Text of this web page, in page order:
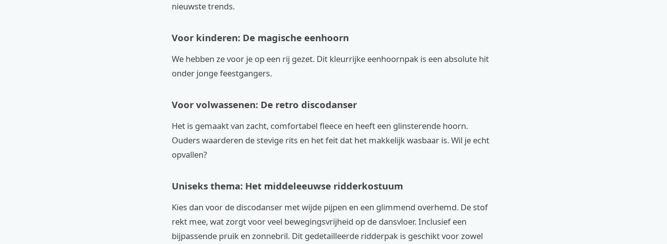
nieuwste trends.
Voor kinderen: De magische eenhoorn
We hebben ze voor je op een rij gezet. Dit kleurrijke eenhoornpak is een absolute hit
onder jonge feestgangers.
Voor volwassenen: De retro discodanser
Het is gemaakt van zacht, comfortabel fleece en heeft een glinsterende hoorn.
Ouders waarderen de stevige rits en het feit dat het makkelijk wasbaar is. Wil je echt
opvallen?
Uniseks thema: Het middeleeuwse ridderkostuum
Kies dan voor de discodanser met wijde pijpen en een glimmend overhemd. De stof
rekt mee, wat zorgt voor veel bewegingsvrijheid op de dansvloer. Inclusief een
bijpassende pruik en zonnebril. Dit gedetailleerde ridderpak is geschikt voor zowel